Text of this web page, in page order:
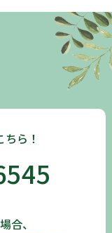
ら！
合、